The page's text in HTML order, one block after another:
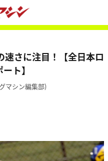
さに注目！【全日本ロ
ト】
マシン編集部)